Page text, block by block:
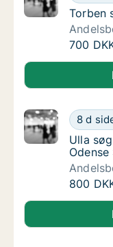
Torben
Torben
Torben
700
Torben søger
Ulla
8 d
Ulla
Ulla
Odense
Ulla
800
Ulla søger